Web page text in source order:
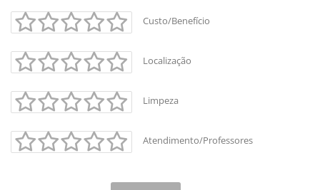
+-
Leaflet
Custo/Benefício
Localização
Limpeza
Atendimento/Professores